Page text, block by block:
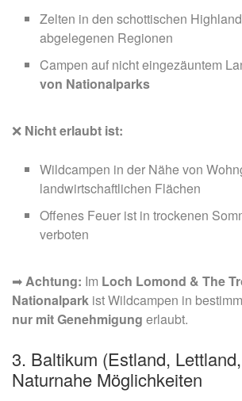
Zelten in den schottischen
abgelegenen Regionen
Campen auf nicht eingezäuntem
von Nationalparks
❌ Nicht erlaubt ist:
Wildcampen in der Nähe von
landwirtschaftlichen Flächen
Offenes Feuer ist in trockenen
verboten
➡Achtung: Im Loch Lomond & The
Nationalpark ist Wildcampen in
nur mit Genehmigung erlaubt.
3. Baltikum (Estland,
Naturnahe Möglichkeiten